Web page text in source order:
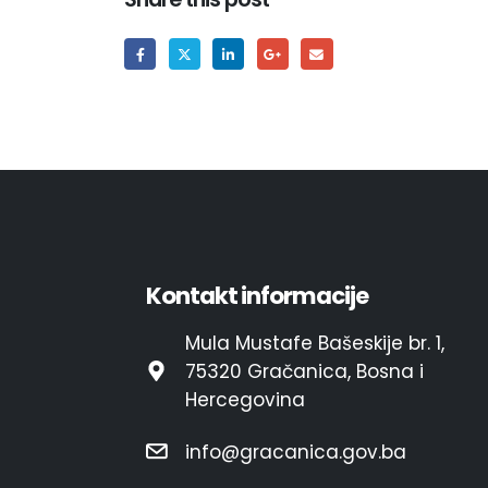
Kontakt informacije
Mula Mustafe Bašeskije br. 1,
75320 Gračanica, Bosna i
Hercegovina
info@gracanica.gov.ba